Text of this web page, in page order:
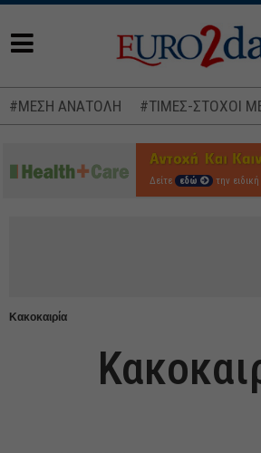
#ΜΕΣΗ ΑΝΑΤΟΛΗ #ΤΙΜΕΣ-ΣΤΟΧΟΙ
Δείτε εδώ την
Κακοκαιρία